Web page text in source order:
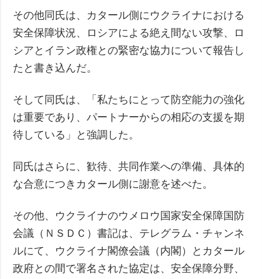
その他同氏は、カタール側にウクライナにおける
安全保障状況、ロシアによる絶え間ない攻撃、ロ
シアとイラン政権との緊密な協力について報告し
たと書き込んだ。
そして同氏は、「私たちにとって防空能力の強化
は重要であり、パートナーからの相応の支援を期
待している」と強調した。
同氏はさらに、歓待、共同作業への準備、具体的
な合意につきカタール側に謝意を述べた。
その他、ウクライナのウメロウ国家安全保障国防
会議（ＮＳＤＣ）書記は、テレグラム・チャンネ
ルにて、ウクライナ閣僚会議（内閣）とカタール
政府との間で署名された協定は、安全保障分野、